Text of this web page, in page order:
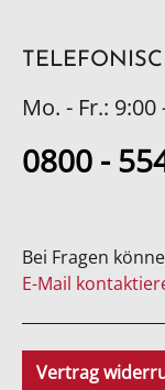
Mo. - Fr.:
0800 -
Bei Fragen
E-Mail
Vertrag